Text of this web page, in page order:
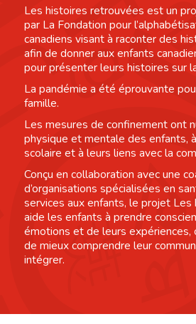
Les histoires retrouvées est un
par La Fondation pour
canadiens visant à raconter des
afin de donner aux enfants
pour présenter leurs histoires sur
La pandémie a été éprouvante
famille.
Les mesures de confinement ont
physique et mentale des enfants,
scolaire et à leurs liens avec la
Conçu en collaboration avec une
d’organisations spécialisées en
services aux enfants, le projet
aide les enfants à prendre
émotions et de leurs expériences,
de mieux comprendre leur
intégrer.